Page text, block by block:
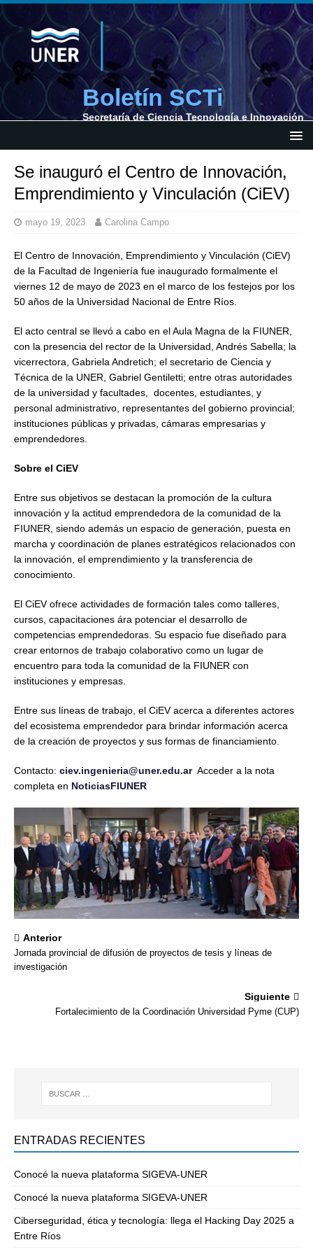
Boletín SCTi
Secretaría de Ciencia Tecnología e Innovación
Se inauguró el Centro de Innovación,
Emprendimiento y Vinculación (CiEV)
mayo 19, 2023 Carolina Campo
El Centro de Innovación, Emprendimiento y Vinculación (CiEV)
de la Facultad de Ingeniería fue inaugurado formalmente el
viernes 12 de mayo de 2023 en el marco de los festejos por los
50 años de la Universidad Nacional de Entre Ríos.
El acto central se llevó a cabo en el Aula Magna de la FIUNER,
con la presencia del rector de la Universidad, Andrés Sabella; la
vicerrectora, Gabriela Andretich; el secretario de Ciencia y
Técnica de la UNER, Gabriel Gentiletti; entre otras autoridades
de la universidad y facultades, docentes, estudiantes, y
personal administrativo, representantes del gobierno provincial;
instituciones públicas y privadas, cámaras empresarias y
emprendedores.
Sobre el CiEV
Entre sus objetivos se destacan la promoción de la cultura
innovación y la actitud emprendedora de la comunidad de la
FIUNER, siendo además un espacio de generación, puesta en
marcha y coordinación de planes estratégicos relacionados con
la innovación, el emprendimiento y la transferencia de
conocimiento.
El CiEV ofrece actividades de formación tales como talleres,
cursos, capacitaciones ára potenciar el desarrollo de
competencias emprendedoras. Su espacio fue diseñado para
crear entornos de trabajo colaborativo como un lugar de
encuentro para toda la comunidad de la FIUNER con
instituciones y empresas.
Entre sus líneas de trabajo, el CiEV acerca a diferentes actores
del ecosistema emprendedor para brindar información acerca
de la creación de proyectos y sus formas de financiamiento.
Contacto: ciev.ingenieria@uner.edu.arAcceder a la nota
completa en NoticiasFIUNER
Anterior
Jornada provincial de difusión de proyectos de tesis y líneas de
investigación
Siguiente
Fortalecimiento de la Coordinación Universidad Pyme (CUP)
ENTRADAS RECIENTES
Conocé la nueva plataforma SIGEVA-UNER
Conocé la nueva plataforma SIGEVA-UNER
Ciberseguridad, ética y tecnología: llega el Hacking Day 2025 a
Entre Ríos